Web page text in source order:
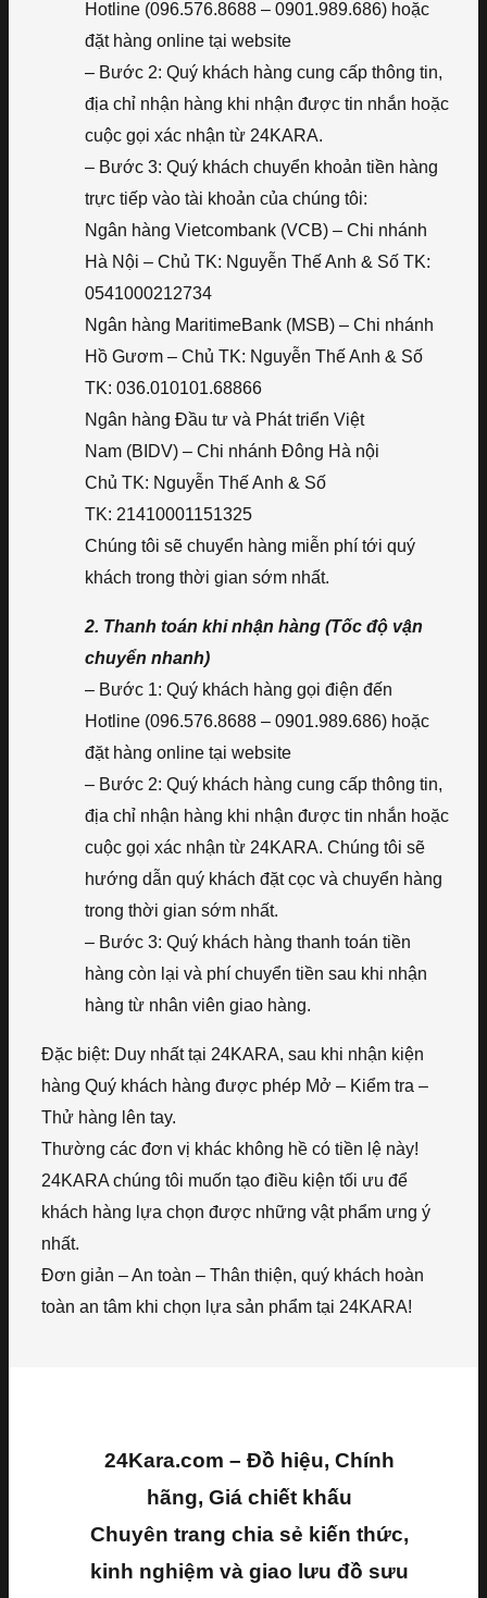
Hotline (096.576.8688 – 0901.989.686) hoặc
đặt hàng online tại website
– Bước 2: Quý khách hàng cung cấp thông tin,
địa chỉ nhận hàng khi nhận được tin nhắn hoặc
cuộc gọi xác nhận từ 24KARA.
– Bước 3: Quý khách chuyển khoản tiền hàng
trực tiếp vào tài khoản của chúng tôi:
Ngân hàng Vietcombank (VCB) – Chi nhánh
Hà Nội – Chủ TK: Nguyễn Thế Anh & Số TK:
0541000212734
Ngân hàng MaritimeBank (MSB) – Chi nhánh
Hồ Gươm – Chủ TK: Nguyễn Thế Anh & Số
TK: 036.010101.68866
Ngân hàng Đầu tư và Phát triển Việt
Nam (BIDV) – Chi nhánh Đông Hà nội
Chủ TK: Nguyễn Thế Anh & Số
TK: 21410001151325
Chúng tôi sẽ chuyển hàng miễn phí tới quý
khách trong thời gian sớm nhất.
2. Thanh toán khi nhận hàng (Tốc độ vận
chuyển nhanh)
– Bước 1: Quý khách hàng gọi điện đến
Hotline (096.576.8688 – 0901.989.686) hoặc
đặt hàng online tại website
– Bước 2: Quý khách hàng cung cấp thông tin,
địa chỉ nhận hàng khi nhận được tin nhắn hoặc
cuộc gọi xác nhận từ 24KARA. Chúng tôi sẽ
hướng dẫn quý khách đặt cọc và chuyển hàng
trong thời gian sớm nhất.
– Bước 3: Quý khách hàng thanh toán tiền
hàng còn lại và phí chuyển tiền sau khi nhận
hàng từ nhân viên giao hàng.
Đặc biệt: Duy nhất tại 24KARA, sau khi nhận kiện
hàng Quý khách hàng được phép Mở – Kiểm tra –
Thử hàng lên tay.
Thường các đơn vị khác không hề có tiền lệ này!
24KARA chúng tôi muốn tạo điều kiện tối ưu để
khách hàng lựa chọn được những vật phẩm ưng ý
nhất.
Đơn giản – An toàn – Thân thiện, quý khách hoàn
toàn an tâm khi chọn lựa sản phẩm tại 24KARA!
24Kara.com – Đồ hiệu, Chính
hãng, Giá chiết khấu
Chuyên trang chia sẻ kiến thức,
kinh nghiệm và giao lưu đồ sưu